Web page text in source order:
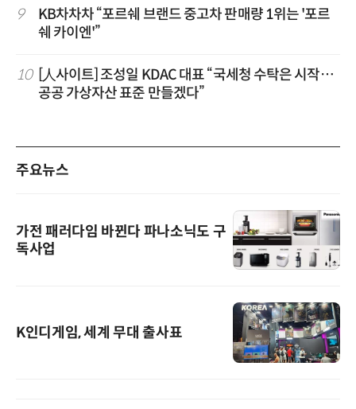
9
KB차차차 “포르쉐 브랜드 중고차 판매량 1위는 '포르
쉐 카이엔'”
10
[人사이트] 조성일 KDAC 대표 “국세청 수탁은 시작…
공공 가상자산 표준 만들겠다”
주요뉴스
가전 패러다임 바뀐다 파나소닉도 구
독사업
K인디게임, 세계 무대 출사표